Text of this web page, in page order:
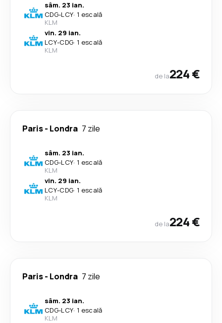
sâm. 23 ian.
CDG-LCY· 1 escală
KLM
vin. 29 ian.
LCY-CDG· 1 escală
KLM
de la224 €
Paris- Londra 7 zile
sâm. 23 ian.
CDG-LCY· 1 escală
KLM
vin. 29 ian.
LCY-CDG· 1 escală
KLM
de la224 €
Paris- Londra 7 zile
sâm. 23 ian.
CDG-LCY· 1 escală
KLM